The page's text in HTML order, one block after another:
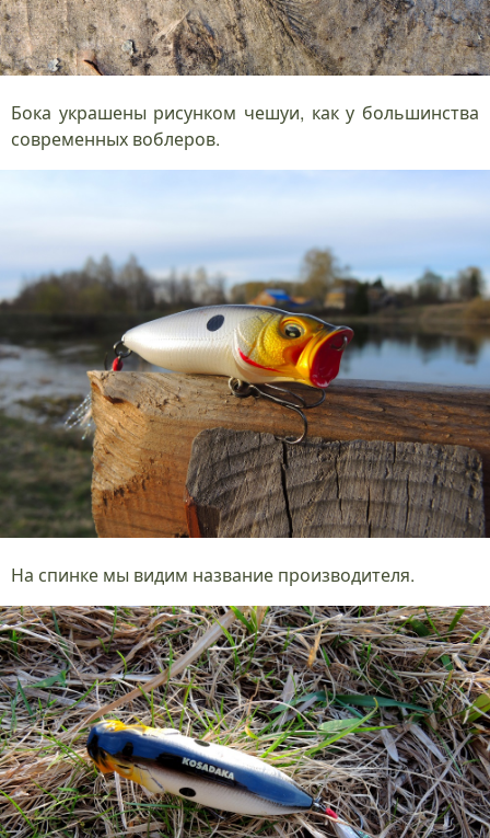
Бока украшены рисунком чешуи, как у большинства
современных воблеров.
На спинке мы видим название производителя.